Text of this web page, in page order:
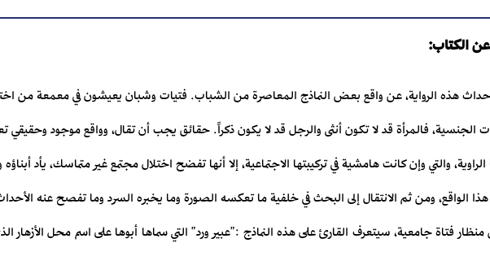
الكتاب:
هذه الرواية، عن واقع بعض النماذج المعاصرة من الشباب. فتيات وشبان يعيشون في معمعة من
الجنسية، فالمرأة قد لا تكون أنثى والرجل قد لا يكون ذكراً. حقائق يجب أن تقال، وواقع موجود
الراوية، والتي وإن كانت هامشية في تركيبتها الاجتماعية، إلا أنها تفضح اختلال مجتمع غير متماسك، يأد
الواقع، ومن ثم الانتقال إلى البحث في خلفية ما تعكسه الصورة وما يخبره السرد وما تفصح عنه
فتاة جامعية، سيتعرف القارئ على هذه النماذج :"عبير ورد" التي سماها أبوها على اسم محل الأزهار